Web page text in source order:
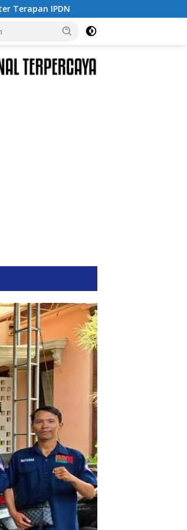
INTI PC Jombang dan PK Margo Langgeng